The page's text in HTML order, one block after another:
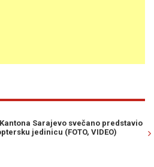
POJAČANE KONTROLE U SARAJEVU:
kazni